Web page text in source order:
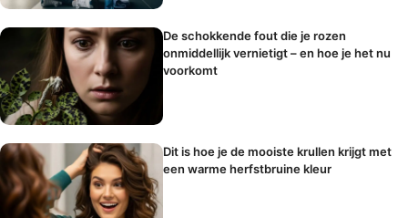
De schokkende fout die je rozen
onmiddellijk vernietigt – en hoe je het nu
voorkomt
Dit is hoe je de mooiste krullen krijgt met
een warme herfstbruine kleur